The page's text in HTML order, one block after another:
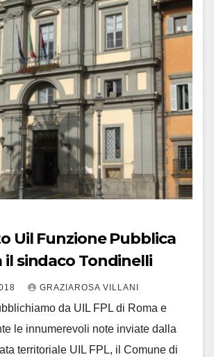
Uil Funzione Pubblica
sindaco Tondinelli
GRAZIAROSA VILLANI
da UIL FPL di Roma e
le innumerevoli note inviate dalla
territoriale UIL FPL, il Comune di